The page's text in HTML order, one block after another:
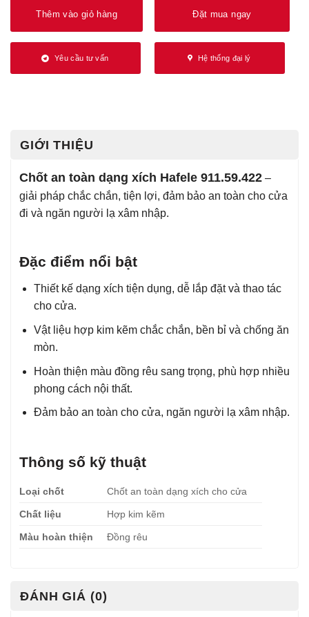
Thêm vào giỏ hàng Đặt mua ngay
Yêu cầu tư vấn Hệ thống đại lý
GIỚI THIỆU
Chốt an toàn dạng xích Hafele 911.59.422 –
giải pháp chắc chắn, tiện lợi, đảm bảo an toàn cho cửa
đi và ngăn người lạ xâm nhập.
Đặc điểm nổi bật
Thiết kế dạng xích tiện dụng, dễ lắp đặt và thao tác
cho cửa.
Vật liệu hợp kim kẽm chắc chắn, bền bỉ và chống ăn
mòn.
Hoàn thiện màu đồng rêu sang trọng, phù hợp nhiều
phong cách nội thất.
Đảm bảo an toàn cho cửa, ngăn người lạ xâm nhập.
Thông số kỹ thuật
Loại chốt Chốt an toàn dạng xích cho cửa
Chất liệu Hợp kim kẽm
Màu hoàn thiện Đồng rêu
ĐÁNH GIÁ (0)